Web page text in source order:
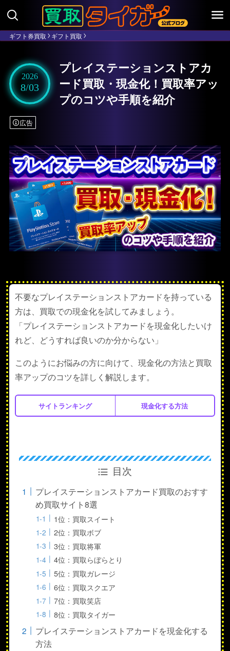
ギフト券買取 ギフト買取
プレイステーションストアカ
ード買取・現金化！買取率アッ
プのコツや手順を紹介
2026
8/03
広告
不要なプレイステーションストアカードを持っている
方は、買取での現金化を試してみましょう。
「プレイステーションストアカードを現金化したいけ
れど、どうすれば良いのか分からない」
このようにお悩みの方に向けて、現金化の方法と買取
率アップのコツを詳しく解説します。
サイトランキング 現金化する方法
目次
プレイステーションストアカード買取のおすす
め買取サイト8選
1位：買取スイート
2位：買取ボブ
3位：買取将軍
4位：買取らぼらとり
5位：買取ガレージ
6位：買取スクエア
7位：買取笑店
8位：買取タイガー
プレイステーションストアカードを現金化する
方法